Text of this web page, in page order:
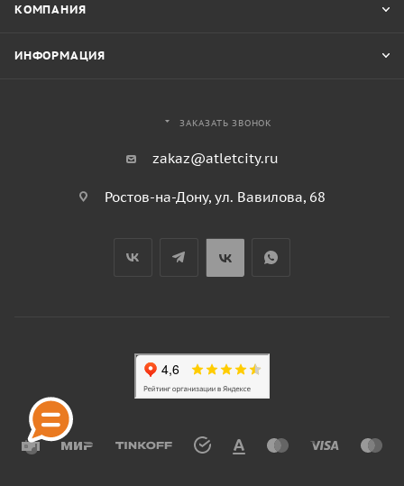
КОМПАНИЯ
ИНФОРМАЦИЯ
ЗАКАЗАТЬ ЗВОНОК
zakaz@atletcity.ru
Ростов-на-Дону, ул. Вавилова, 68